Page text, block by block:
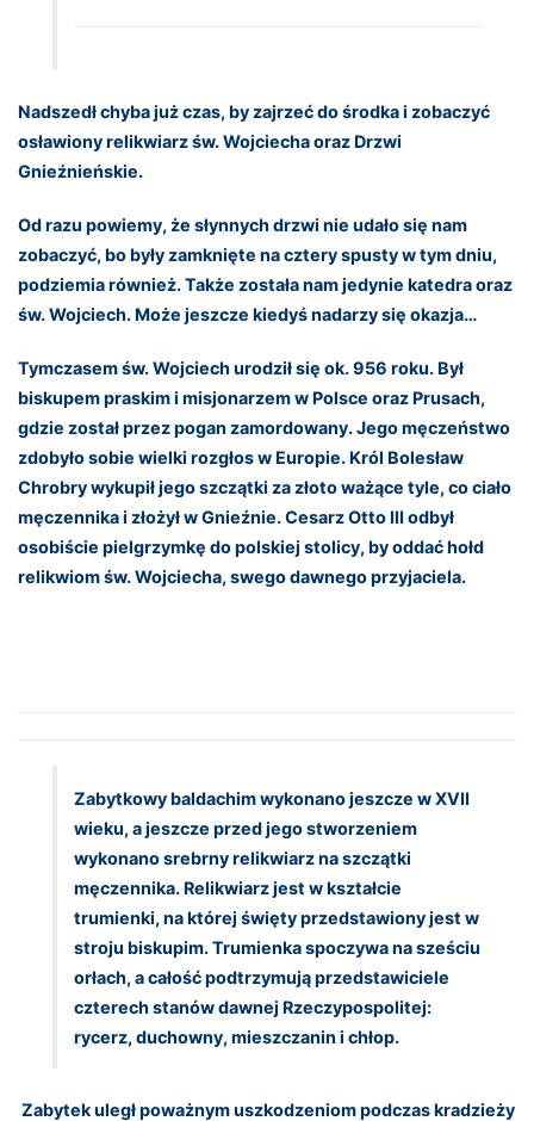
Nadszedł chyba już czas, by zajrzeć do środka i zobaczyć
osławiony relikwiarz św. Wojciecha oraz Drzwi
Gnieźnieńskie.
Od razu powiemy, że słynnych drzwi nie udało się nam
zobaczyć, bo były zamknięte na cztery spusty w tym dniu,
podziemia również. Także została nam jedynie katedra oraz
św. Wojciech. Może jeszcze kiedyś nadarzy się okazja…
Tymczasem św. Wojciech urodził się ok. 956 roku. Był
biskupem praskim i misjonarzem w Polsce oraz Prusach,
gdzie został przez pogan zamordowany. Jego męczeństwo
zdobyło sobie wielki rozgłos w Europie. Król Bolesław
Chrobry wykupił jego szczątki za złoto ważące tyle, co ciało
męczennika i złożył w Gnieźnie. Cesarz Otto III odbył
osobiście pielgrzymkę do polskiej stolicy, by oddać hołd
relikwiom św. Wojciecha, swego dawnego przyjaciela.
Zabytkowy baldachim wykonano jeszcze w XVII
wieku, a jeszcze przed jego stworzeniem
wykonano srebrny relikwiarz na szczątki
męczennika. Relikwiarz jest w kształcie
trumienki, na której święty przedstawiony jest w
stroju biskupim. Trumienka spoczywa na sześciu
orłach, a całość podtrzymują przedstawiciele
czterech stanów dawnej Rzeczypospolitej:
rycerz, duchowny, mieszczanin i chłop.
Zabytek uległ poważnym uszkodzeniom podczas kradzieży